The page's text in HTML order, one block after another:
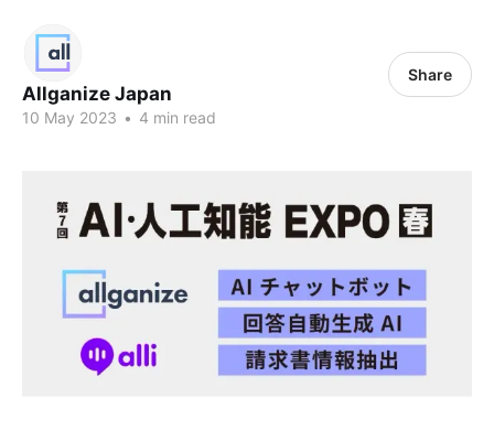
Allganize Japan
10 May 2023 • 4 min read
Share